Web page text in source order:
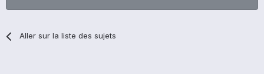
Aller sur la liste des sujets